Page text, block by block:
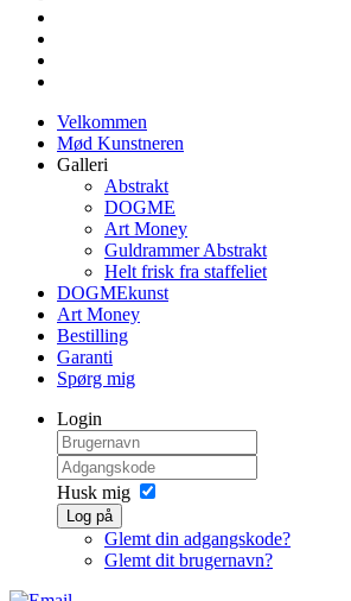
Velkommen
Mød Kunstneren
Galleri
Abstrakt
DOGME
Art Money
Guldrammer Abstrakt
Helt frisk fra staffeliet
DOGMEkunst
Art Money
Bestilling
Garanti
Spørg mig
Login
Husk mig
Log på
Glemt din adgangskode?
Glemt dit brugernavn?